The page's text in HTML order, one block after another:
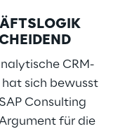
CRM-
hat sich bewusst
Consulting
für die